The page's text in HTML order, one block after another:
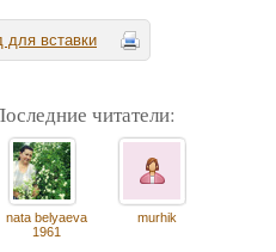
для вставки
читатели:
nata belyaeva
1961
murhik